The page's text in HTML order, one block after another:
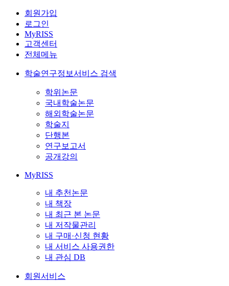
회원가입
로그인
MyRISS
고객센터
전체메뉴
학술연구정보서비스 검색
학위논문
국내학술논문
해외학술논문
학술지
단행본
연구보고서
공개강의
MyRISS
내 추천논문
내 책장
내 최근 본 논문
내 저작물관리
내 구매·신청 현황
내 서비스 사용권한
내 관심 DB
회원서비스